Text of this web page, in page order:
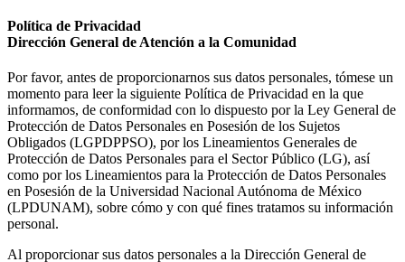
Política de Privacidad
Dirección General de Atención a la Comunidad
Por favor, antes de proporcionarnos sus datos personales, tómese un
momento para leer la siguiente Política de Privacidad en la que
informamos, de conformidad con lo dispuesto por la Ley General de
Protección de Datos Personales en Posesión de los Sujetos
Obligados (LGPDPPSO), por los Lineamientos Generales de
Protección de Datos Personales para el Sector Público (LG), así
como por los Lineamientos para la Protección de Datos Personales
en Posesión de la Universidad Nacional Autónoma de México
(LPDUNAM), sobre cómo y con qué fines tratamos su información
personal.
Al proporcionar sus datos personales a la Dirección General de